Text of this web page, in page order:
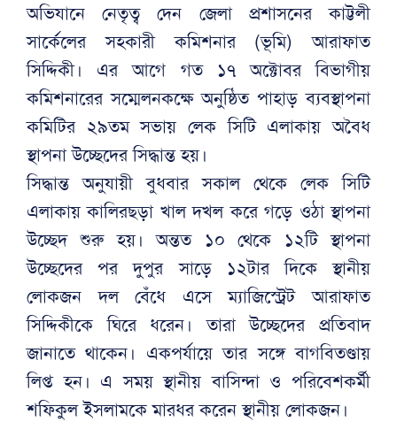
অভিযানে নেতৃত্ব দেন জেলা প্রশাসনের কাট্টলী
সার্কেলের সহকারী কমিশনার (ভূমি) আরাফাত
সিদ্দিকী। এর আগে গত ১৭ অক্টোবর বিভাগীয়
কমিশনারের সম্মেলনকক্ষে অনুষ্ঠিত পাহাড় ব্যবস্থাপনা
কমিটির ২৯তম সভায় লেক সিটি এলাকায় অবৈধ
স্থাপনা উচ্ছেদের সিদ্ধান্ত হয়।
সিদ্ধান্ত অনুযায়ী বুধবার সকাল থেকে লেক সিটি
এলাকায় কালিরছড়া খাল দখল করে গড়ে ওঠা স্থাপনা
উচ্ছেদ শুরু হয়। অন্তত ১০ থেকে ১২টি স্থাপনা
উচ্ছেদের পর দুপুর সাড়ে ১২টার দিকে স্থানীয়
লোকজন দল বেঁধে এসে ম্যাজিস্ট্রেট আরাফাত
সিদ্দিকীকে ঘিরে ধরেন। তারা উচ্ছেদের প্রতিবাদ
জানাতে থাকেন। একপর্যায়ে তার সঙ্গে বাগবিতণ্ডায়
লিপ্ত হন। এ সময় স্থানীয় বাসিন্দা ও পরিবেশকর্মী
শফিকুল ইসলামকে মারধর করেন স্থানীয় লোকজন।